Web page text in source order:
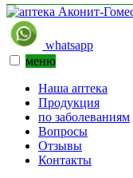
whatsapp
меню
Наша аптека
Продукция
по заболеваниям
Вопросы
Отзывы
Контакты